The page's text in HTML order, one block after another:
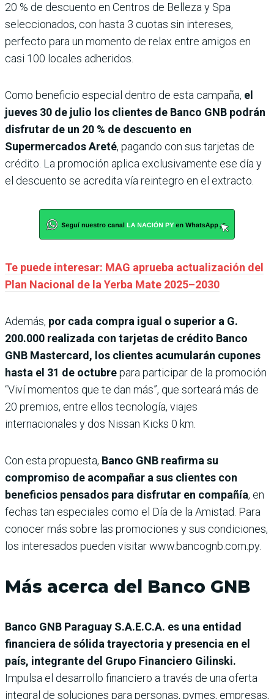
20 % de descuento en Centros de Belleza y Spa
seleccionados, con hasta 3 cuotas sin intereses,
perfecto para un momento de relax entre amigos en
casi 100 locales adheridos.
Como beneficio especial dentro de esta campaña, el
jueves 30 de julio los clientes de Banco GNB podrán
disfrutar de un 20 % de descuento en
Supermercados Areté, pagando con sus tarjetas de
crédito. La promoción aplica exclusivamente ese día y
el descuento se acredita vía reintegro en el extracto.
Te puede interesar: MAG aprueba actualización del
Plan Nacional de la Yerba Mate 2025–2030
Además, por cada compra igual o superior a G.
200.000 realizada con tarjetas de crédito Banco
GNB Mastercard, los clientes acumularán cupones
hasta el 31 de octubrepara participar de la promoción
“Viví momentos que te dan más”, que sorteará más de
20 premios, entre ellos tecnología, viajes
internacionales y dos Nissan Kicks 0 km.
Con esta propuesta, Banco GNB reafirma su
compromiso de acompañar a sus clientes con
beneficios pensados para disfrutar en compañía, en
fechas tan especiales como el Día de la Amistad. Para
conocer más sobre las promociones y sus condiciones,
los interesados pueden visitar www.bancognb.com.py.
Más acerca del Banco GNB
Banco GNB Paraguay S.A.E.C.A. es una entidad
financiera de sólida trayectoria y presencia en el
país, integrante del Grupo Financiero Gilinski.
Impulsa el desarrollo financiero a través de una oferta
integral de soluciones para personas, pymes, empresas,